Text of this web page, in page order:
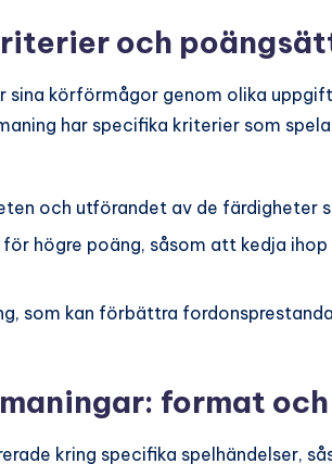
och
sina körförmågor genom olika
har specifika kriterier som
och utförandet av de färdigheter
högre poäng, såsom att kedja
som kan förbättra
format
kring specifika spelhändelser,